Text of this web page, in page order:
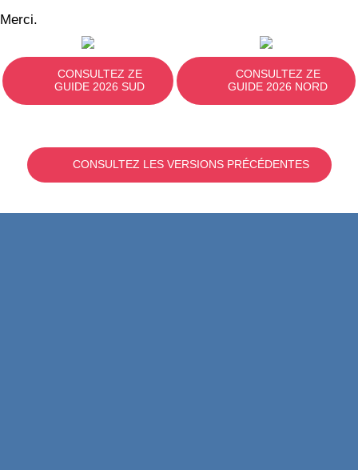
Merci.
CONSULTEZ ZE
GUIDE 2026 SUD
CONSULTEZ ZE
GUIDE 2026 NORD
CONSULTEZ LES VERSIONS PRÉCÉDENTES